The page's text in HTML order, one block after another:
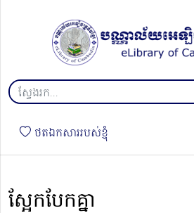
ថតឯកសាររបស់ខ្ញុំ
ស្អែកបែកគ្នា